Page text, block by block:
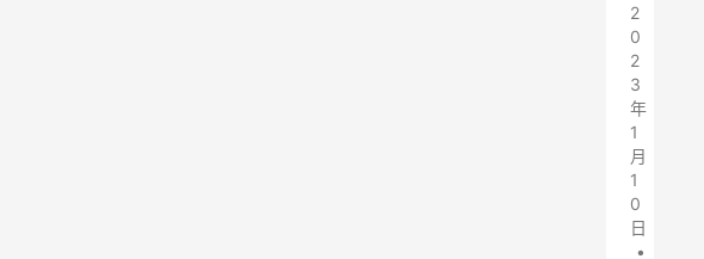
2
0
2
3
年
1
月
1
0
日
•